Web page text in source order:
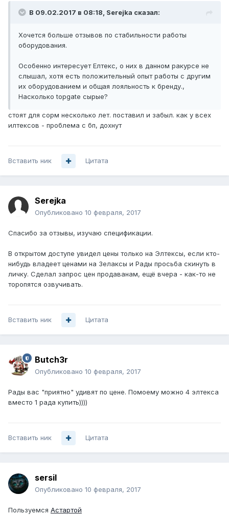
В 09.02.2017 в 08:18, Serejka сказал:
Хочется больше отзывов по стабильности работы
оборудования.
Особенно интересует Елтекс, о них в данном ракурсе не
слышал, хотя есть положительный опыт работы с другим
их оборудованием и общая лояльность к бренду.,
Насколько topgate сырые?
стоят для сорм несколько лет. поставил и забыл. как у всех
илтексов - проблема с бп, дохнут
Вставить ник Цитата
Serejka
Опубликовано 10 февраля, 2017
Спасибо за отзывы, изучаю спецификации.
В открытом доступе увидел цены только на Элтексы, если кто-
нибудь владеет ценами на Зелаксы и Рады просьба скинуть в
личку. Сделал запрос цен продаванам, ещё вчера - как-то не
торопятся озвучивать.
Вставить ник Цитата
Butch3r
Опубликовано 10 февраля, 2017
Рады вас "приятно" удивят по цене. Помоему можно 4 элтекса
вместо 1 рада купить))))
Вставить ник Цитата
sersil
Опубликовано 10 февраля, 2017
Пользуемся Астартой